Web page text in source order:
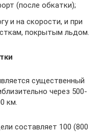
(после обкатки);
и на скорости, и при
покрытым льдом.
существенный
через 500-
км.
составляет 100 (800